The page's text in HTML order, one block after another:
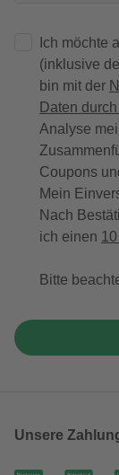
Ich möchte
(inklusive
bin mit der
Daten
Analyse
Coupons
Mein
Nach
ich einen
Bitte
Unsere